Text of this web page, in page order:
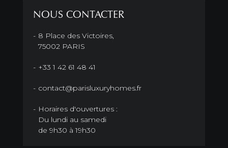
NOUS CONTACTER
8 Place des Victoires,
75002 PARIS
+33 1 42 61 48 41
contact@parisluxuryhomes.fr
Horaires d'ouvertures :
Du lundi au samedi
de 9h30 à 19h30